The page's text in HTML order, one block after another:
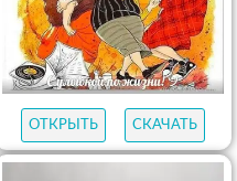
ОТКРЫТЬ СКАЧАТЬ